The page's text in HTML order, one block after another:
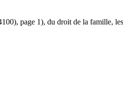
page 1), du droit de la famille,